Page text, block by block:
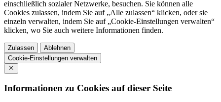
einschließlich sozialer Netzwerke, besuchen. Sie können alle
Cookies zulassen, indem Sie auf „Alle zulassen“ klicken, oder sie
einzeln verwalten, indem Sie auf „Cookie-Einstellungen verwalten“
klicken, wo Sie auch weitere Informationen finden.
Zulassen
Ablehnen
Cookie-Einstellungen verwalten
Informationen zu Cookies auf dieser Seite